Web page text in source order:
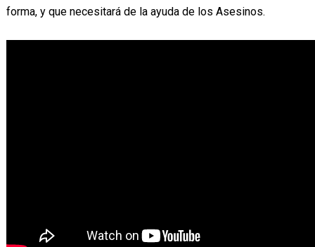
forma, y que necesitará de la ayuda de los Asesinos.